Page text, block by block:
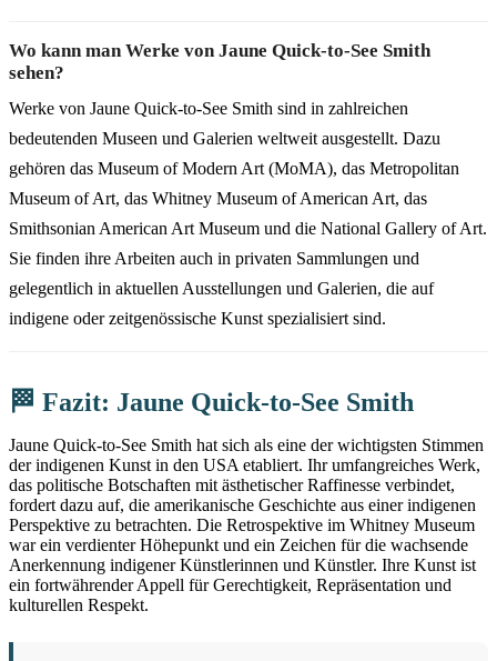
Wo kann man Werke von Jaune Quick-to-See Smith
sehen?
Werke von Jaune Quick-to-See Smith sind in zahlreichen
bedeutenden Museen und Galerien weltweit ausgestellt. Dazu
gehören das Museum of Modern Art (MoMA), das Metropolitan
Museum of Art, das Whitney Museum of American Art, das
Smithsonian American Art Museum und die National Gallery of Art.
Sie finden ihre Arbeiten auch in privaten Sammlungen und
gelegentlich in aktuellen Ausstellungen und Galerien, die auf
indigene oder zeitgenössische Kunst spezialisiert sind.
🏁 Fazit: Jaune Quick-to-See Smith
Jaune Quick-to-See Smith hat sich als eine der wichtigsten Stimmen
der indigenen Kunst in den USA etabliert. Ihr umfangreiches Werk,
das politische Botschaften mit ästhetischer Raffinesse verbindet,
fordert dazu auf, die amerikanische Geschichte aus einer indigenen
Perspektive zu betrachten. Die Retrospektive im Whitney Museum
war ein verdienter Höhepunkt und ein Zeichen für die wachsende
Anerkennung indigener Künstlerinnen und Künstler. Ihre Kunst ist
ein fortwährender Appell für Gerechtigkeit, Repräsentation und
kulturellen Respekt.